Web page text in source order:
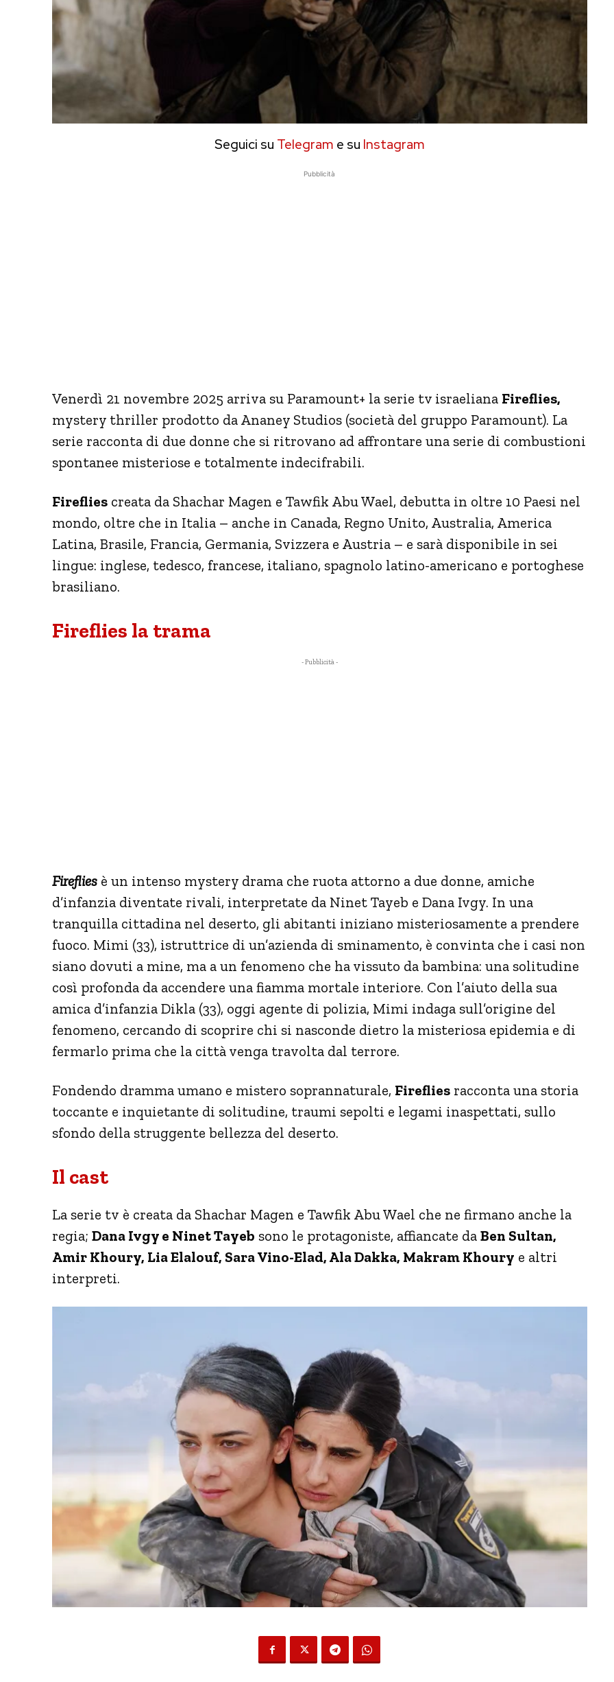
Seguici su Telegram e su Instagram
Pubblicità
Venerdì 21 novembre 2025 arriva su Paramount+ la serie tv israeliana Fireflies,
mystery thriller prodotto da Ananey Studios (società del gruppo Paramount). La
serie racconta di due donne che si ritrovano ad affrontare una serie di combustioni
spontanee misteriose e totalmente indecifrabili.
Fireflies creata da Shachar Magen e Tawfik Abu Wael, debutta in oltre 10 Paesi nel
mondo, oltre che in Italia – anche in Canada, Regno Unito, Australia, America
Latina, Brasile, Francia, Germania, Svizzera e Austria – e sarà disponibile in sei
lingue: inglese, tedesco, francese, italiano, spagnolo latino-americano e portoghese
brasiliano.
Fireflies la trama
- Pubblicità -
Fireflies è un intenso mystery drama che ruota attorno a due donne, amiche
d’infanzia diventate rivali, interpretate da Ninet Tayeb e Dana Ivgy. In una
tranquilla cittadina nel deserto, gli abitanti iniziano misteriosamente a prendere
fuoco. Mimi (33), istruttrice di un’azienda di sminamento, è convinta che i casi non
siano dovuti a mine, ma a un fenomeno che ha vissuto da bambina: una solitudine
così profonda da accendere una fiamma mortale interiore. Con l’aiuto della sua
amica d’infanzia Dikla (33), oggi agente di polizia, Mimi indaga sull’origine del
fenomeno, cercando di scoprire chi si nasconde dietro la misteriosa epidemia e di
fermarlo prima che la città venga travolta dal terrore.
Fondendo dramma umano e mistero soprannaturale, Fireflies racconta una storia
toccante e inquietante di solitudine, traumi sepolti e legami inaspettati, sullo
sfondo della struggente bellezza del deserto.
Il cast
La serie tv è creata da Shachar Magen e Tawfik Abu Wael che ne firmano anche la
regia; Dana Ivgy e Ninet Tayeb sono le protagoniste, affiancate da Ben Sultan,
Amir Khoury, Lia Elalouf, Sara Vino-Elad, Ala Dakka, Makram Khoury e altri
interpreti.